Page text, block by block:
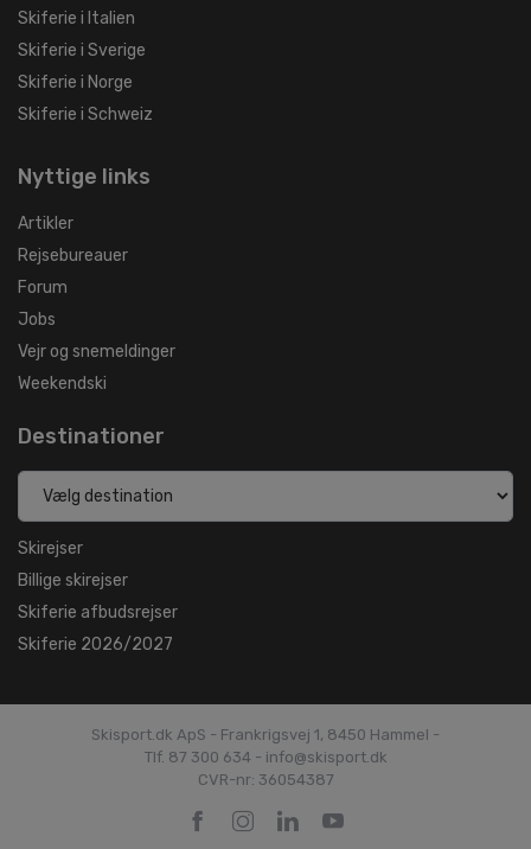
Skiferie i Italien
Skiferie i Sverige
Skiferie i Norge
Skiferie i Schweiz
Nyttige links
Artikler
Rejsebureauer
Forum
Jobs
Vejr og snemeldinger
Weekendski
Destinationer
Skirejser
Billige skirejser
Skiferie afbudsrejser
Skiferie 2026/2027
Skisport.dk ApS - Frankrigsvej 1, 8450 Hammel -
Tlf. 87 300 634 - info@skisport.dk
CVR-nr: 36054387